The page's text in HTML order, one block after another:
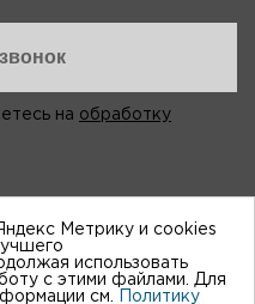
на обработку
Метрику и cookies
использовать
с этими файлами. Для
см.
Политику